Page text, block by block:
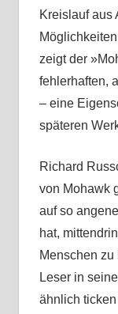
Kreislauf aus
zeigt der
fehlerhaften,
– eine
späteren
Richard
von Mohawk
auf so
hat,
Menschen
Leser in
ähnlich